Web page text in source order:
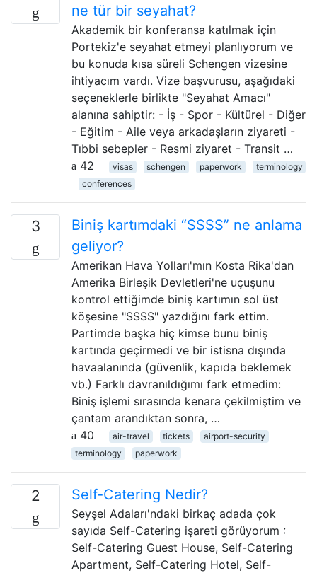
ne tür bir seyahat?
Akademik bir konferansa katılmak için
Portekiz'e seyahat etmeyi planlıyorum ve
bu konuda kısa süreli Schengen vizesine
ihtiyacım vardı. Vize başvurusu, aşağıdaki
seçeneklerle birlikte "Seyahat Amacı"
alanına sahiptir: - İş - Spor - Kültürel - Diğer
- Eğitim - Aile veya arkadaşların ziyareti -
Tıbbi sebepler - Resmi ziyaret - Transit …
42
visas schengen paperwork
terminology
conferences
3
Biniş kartımdaki “SSSS” ne anlama
geliyor?
Amerikan Hava Yolları'mın Kosta Rika'dan
Amerika Birleşik Devletleri'ne uçuşunu
kontrol ettiğimde biniş kartımın sol üst
köşesine "SSSS" yazdığını fark ettim.
Partimde başka hiç kimse bunu biniş
kartında geçirmedi ve bir istisna dışında
havaalanında (güvenlik, kapıda beklemek
vb.) Farklı davranıldığımı fark etmedim:
Biniş işlemi sırasında kenara çekilmiştim ve
çantam arandıktan sonra, …
40
air-travel tickets
airport-security
terminology
paperwork
2 Self-Catering Nedir?
Seyşel Adaları'ndaki birkaç adada çok
sayıda Self-Catering işareti görüyorum :
Self-Catering Guest House, Self-Catering
Apartment, Self-Catering Hotel, Self-